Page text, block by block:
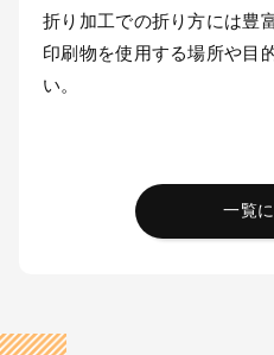
折り加工での折り方には豊
印刷物を使用する場所や目
い。
一覧